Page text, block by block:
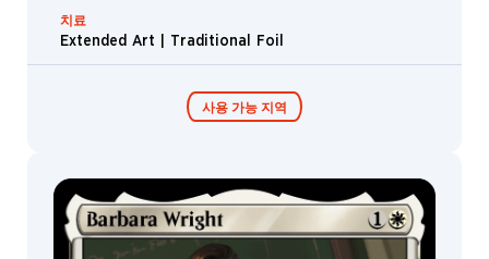
치료
Extended Art | Traditional Foil
사용 가능 지역
콜렉터 부스터 /
디스플레이